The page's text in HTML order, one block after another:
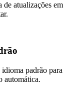
atualizações em
padrão para
automática.